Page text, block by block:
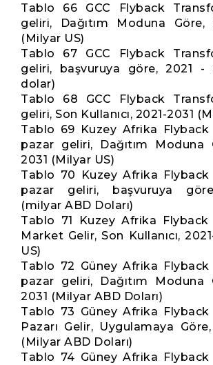
Tablo 66 GCC Flyback
geliri, Dağıtım Moduna Göre,
(Milyar US)
Tablo 67 GCC Flyback
geliri, başvuruya göre, 2021 -
dolar)
Tablo 68 GCC Flyback
geliri, Son Kullanıcı, 2021-2031
Tablo 69 Kuzey Afrika Flyback
pazar geliri, Dağıtım Moduna
2031 (Milyar US)
Tablo 70 Kuzey Afrika Flyback
pazar geliri, başvuruya
(milyar ABD Doları)
Tablo 71 Kuzey Afrika Flyback
Market Gelir, Son Kullanıcı,
US)
Tablo 72 Güney Afrika
pazar geliri, Dağıtım Moduna
2031 (Milyar ABD Doları)
Tablo 73 Güney Afrika
Pazarı Gelir, Uygulamaya
(Milyar ABD Doları)
Tablo 74 Güney Afrika